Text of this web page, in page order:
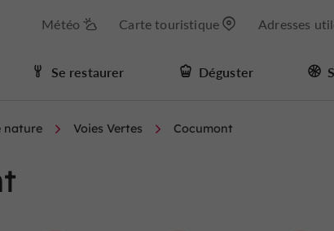
Météo Carte touristique Adresses
Se restaurer Déguster
nature Voies Vertes Cocumont